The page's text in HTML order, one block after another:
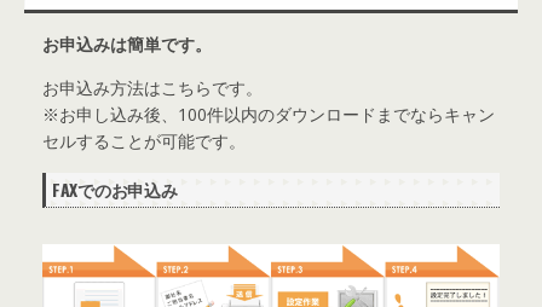
お申込みは簡単です。
お申込み方法はこちらです。
※お申し込み後、100件以内のダウンロードまでならキャン
セルすることが可能です。
FAXでのお申込み